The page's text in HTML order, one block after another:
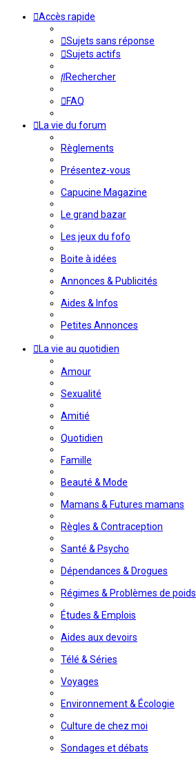
Accès rapide
Sujets sans réponse
Sujets actifs
Rechercher
FAQ
La vie du forum
Règlements
Présentez-vous
Capucine Magazine
Le grand bazar
Les jeux du fofo
Boite à idées
Annonces & Publicités
Aides & Infos
Petites Annonces
La vie au quotidien
Amour
Sexualité
Amitié
Quotidien
Famille
Beauté & Mode
Mamans & Futures mamans
Règles & Contraception
Santé & Psycho
Dépendances & Drogues
Régimes & Problèmes de poids
Études & Emplois
Aides aux devoirs
Télé & Séries
Voyages
Environnement & Écologie
Culture de chez moi
Sondages et débats